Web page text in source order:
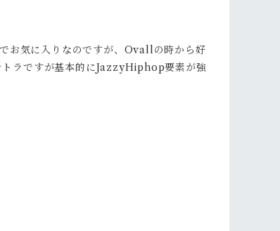
お気に入りなのですが、Ovallの時から好
ラですが基本的にJazzyHiphop要素が強